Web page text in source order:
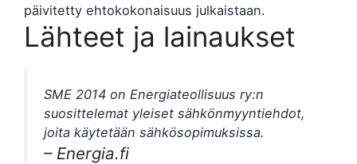
päivitetty ehtokokonaisuus julkaistaan.
Lähteet ja lainaukset
SME 2014 on Energiateollisuus ry:n
suosittelemat yleiset sähkönmyyntiehdot,
joita käytetään sähkösopimuksissa.
– Energia.fi